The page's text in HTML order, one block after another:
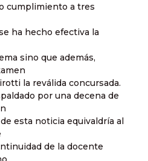
cumplimiento a tres
ha hecho efectiva la
sino que además,
la reválida concursada.
por una decena de
esta noticia equivaldría al
de la docente